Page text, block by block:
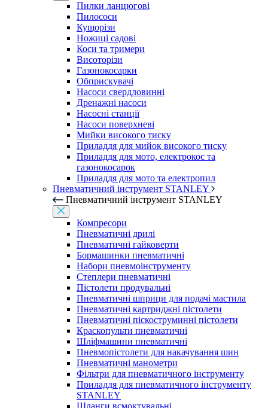
Пилки ланцюгові
Пилососи
Кущорізи
Ножиці садові
Коси та тримери
Висоторізи
Газонокосарки
Обприскувачі
Насоси свердловинні
Дренажні насоси
Насосні станції
Насоси поверхневі
Мийки високого тиску
Приладдя для мийок високого тиску
Приладдя для мото, електрокос та
газонокосарок
Приладдя для мото та електропил
Пневматичний інструмент STANLEY
Пневматичний інструмент STANLEY
Компресори
Пневматичні дрилі
Пневматичні гайковерти
Бормашинки пневматичні
Набори пневмоінструменту
Степлери пневматичні
Пістолети продувальні
Пневматичні шприци для подачі мастила
Пневматичні картриджні пістолети
Пневматичні піскоструминні пістолети
Краскопульти пневматичні
Шліфмашини пневматичні
Пневмопістолети для накачування шин
Пневматичні манометри
Фільтри для пневматичного інструменту
Приладдя для пневматичного інструменту
STANLEY
Шланги всмоктувальні